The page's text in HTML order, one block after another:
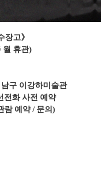
장고》
월 휴관)
구 이강하미술관
전화 사전 예약
람 예약/ 문의 )